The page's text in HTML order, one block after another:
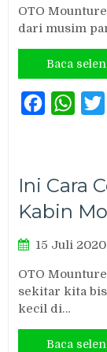
OTO
dari musim
Baca
Facebook
Ini Cara
Kabin
15 Juli 2020
OTO
sekitar kita
kecil di…
Baca